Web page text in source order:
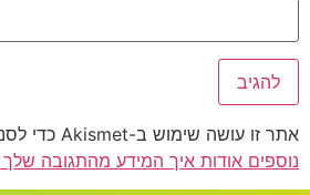
אתר זו עושה שימוש ב-Akismet כדי לסנן תגובות זבל.
נוספים אודות איך המידע מהתגובה שלך